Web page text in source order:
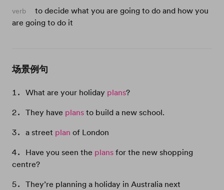
verb
to decide what you are going to do and how you
are going to do it
场景例句
What are your holiday plans?
They have plansto build a new school.
a street plan of London
Have you seen the plansfor the new shopping
centre?
They’re planning a holiday in Australia next